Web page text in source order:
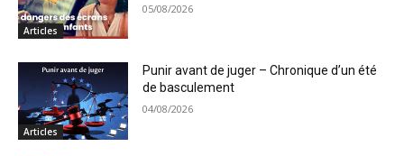
Articles
05/08/2026
Articles
Punir avant de juger – Chronique d’un été
de basculement
04/08/2026